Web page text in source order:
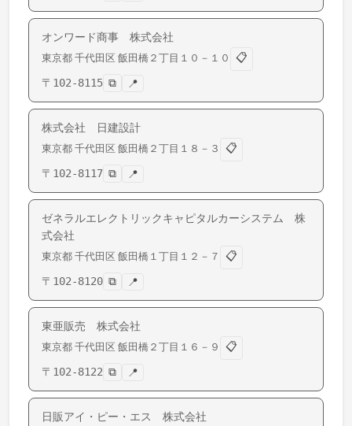
オンワード商事 株式会社
東京都 千代田区 飯田橋 ２丁目１０－１０
📋
〒 102-8115 ⧉ 📍
株式会社 日建設計
東京都 千代田区 飯田橋 ２丁目１８－３
📋
〒 102-8117 ⧉ 📍
ゼネラルエレクトリックキャピタルカーシステム 株
式会社
東京都 千代田区 飯田橋 １丁目１２－７
📋
〒 102-8120 ⧉ 📍
東亜販売 株式会社
東京都 千代田区 飯田橋 ２丁目１６－９
📋
〒 102-8122 ⧉ 📍
日販アイ・ピー・エス 株式会社